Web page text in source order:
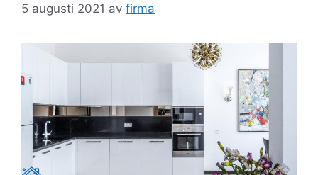
5 augusti 2021 av firma